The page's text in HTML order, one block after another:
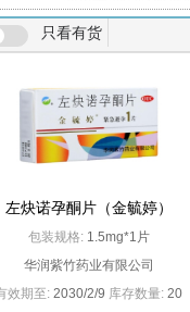
|上海灯泡三厂
3M日本有限公司（代理人:明尼苏达矿业制造（上海）国际贸易有限公司）
3M中国有限公司
A.Menarini.Manufacturing Logistics and Seryices S.r.l
aaaa100
AstraZeneca AB
Boehringer Ingelhlim Pharma GmbH＆Co. KG
只看有货
左炔诺孕酮片（金毓婷）
包装规格: 1.5mg*1片
华润紫竹药业有限公司
效期至: 2030/2/9 库存数量: 20